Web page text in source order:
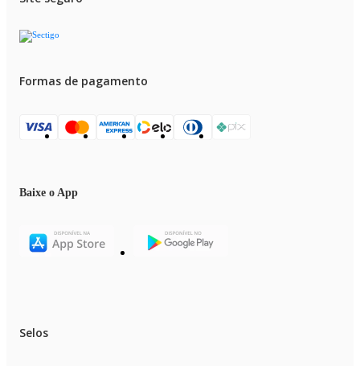
Formas de pagamento
Baixe o App
Selos